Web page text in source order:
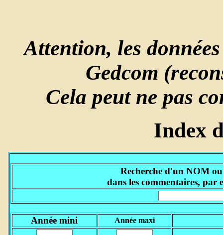
Attention, les
Gedcom
Cela peut ne pas
Index
Recherche d'un NOM
dans les commentaires, par
Année mini Année maxi